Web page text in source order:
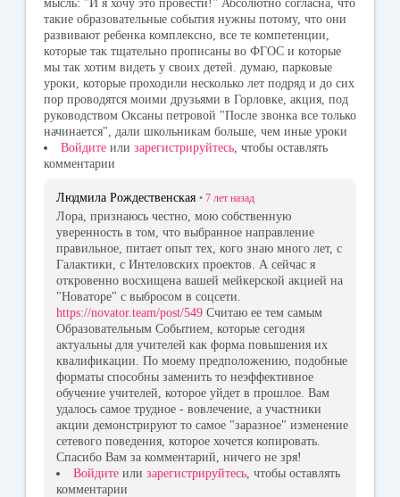
мысль: "И я хочу это провести!" Абсолютно согласна, что
такие образовательные события нужны потому, что они
развивают ребенка комплексно, все те компетенции,
которые так тщательно прописаны во ФГОС и которые
мы так хотим видеть у своих детей. думаю, парковые
уроки, которые проходили несколько лет подряд и до сих
пор проводятся моими друзьями в Горловке, акция, под
руководством Оксаны петровой "После звонка все только
начинается", дали школьникам больше, чем иные уроки
Войдите или зарегистрируйтесь, чтобы оставлять
комментарии
Людмила Рождественская • 7 лет назад
Лора, признаюсь честно, мою собственную
уверенность в том, что выбранное направление
правильное, питает опыт тех, кого знаю много лет, с
Галактики, с Интеловских проектов. А сейчас я
откровенно восхищена вашей мейкерской акцией на
"Новаторе" с выбросом в соцсети.
https://novator.team/post/549 Считаю ее тем самым
Образовательным Событием, которые сегодня
актуальны для учителей как форма повышения их
квалификации. По моему предположению, подобные
форматы способны заменить то неэффективное
обучение учителей, которое уйдет в прошлое. Вам
удалось самое трудное - вовлечение, а участники
акции демонстрируют то самое "заразное" изменение
сетевого поведения, которое хочется копировать.
Спасибо Вам за комментарий, ничего не зря!
Войдите или зарегистрируйтесь , чтобы оставлять
комментарии